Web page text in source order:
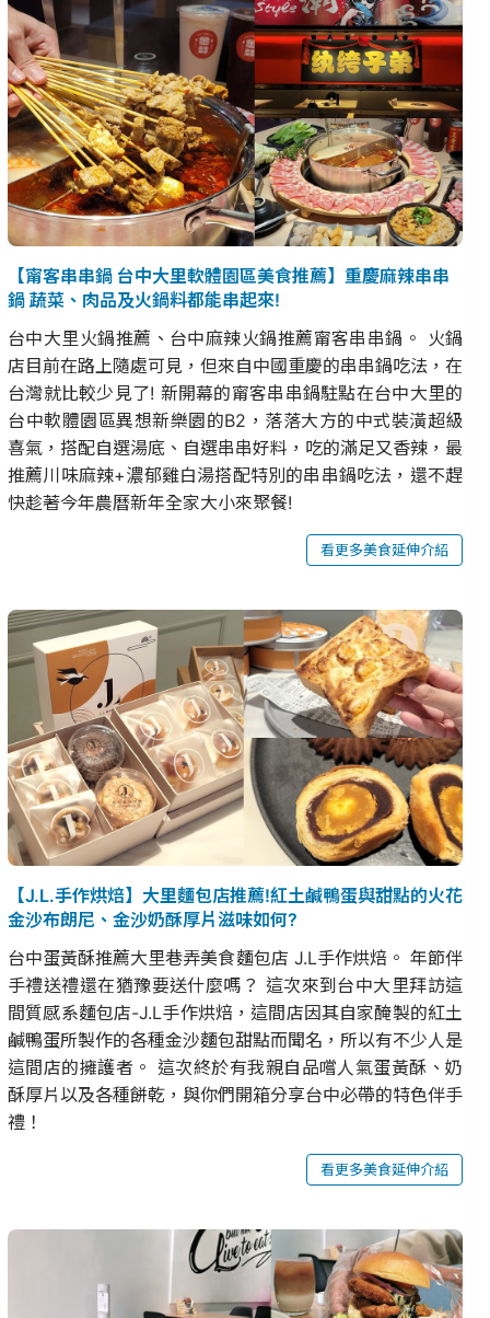
【甯客串串鍋 台中大里軟體園區美食推薦】重慶麻辣串串
鍋 蔬菜、肉品及火鍋料都能串起來!
台中大里火鍋推薦、台中麻辣火鍋推薦甯客串串鍋。 火鍋
店目前在路上隨處可見，但來自中國重慶的串串鍋吃法，在
台灣就比較少見了! 新開幕的甯客串串鍋駐點在台中大里的
台中軟體園區異想新樂園的B2，落落大方的中式裝潢超級
喜氣，搭配自選湯底、自選串串好料，吃的滿足又香辣，最
推薦川味麻辣+濃郁雞白湯搭配特別的串串鍋吃法，還不趕
快趁著今年農曆新年全家大小來聚餐!
看更多美食延伸介紹
【J.L.手作烘焙】大里麵包店推薦!紅土鹹鴨蛋與甜點的火花
金沙布朗尼、金沙奶酥厚片滋味如何?
台中蛋黃酥推薦大里巷弄美食麵包店 J.L手作烘焙。 年節伴
手禮送禮還在猶豫要送什麼嗎？ 這次來到台中大里拜訪這
間質感系麵包店-J.L手作烘焙，這間店因其自家醃製的紅土
鹹鴨蛋所製作的各種金沙麵包甜點而聞名，所以有不少人是
這間店的擁護者。 這次終於有我親自品嚐人氣蛋黃酥、奶
酥厚片以及各種餅乾，與你們開箱分享台中必帶的特色伴手
禮！
看更多美食延伸介紹